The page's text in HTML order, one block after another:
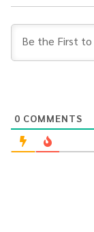
0 COMMENTS